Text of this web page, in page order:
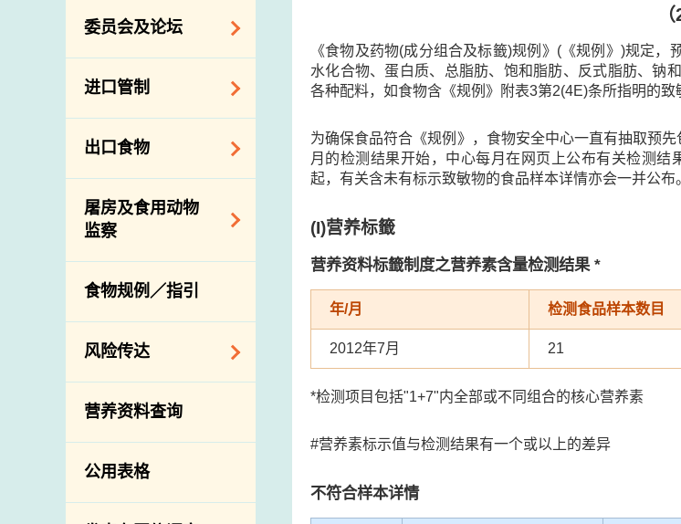
降低膳食中的钠和
糖
食物安全重点控制
系统
基因改造食物
资料
食物安全之风险评
估
食物事故应变及管
理
食物消费量调查
总膳食研究
有机食物
高风险食物
抗菌素耐药性
委员会及论坛
食物安全专家委员
会
消费者联系小组
进口管制
食物进口商和食物
分销商登记制度
络内地有关当局
进口食物管制
口检验
出口食物
出口验证
出口食物往内地
出口商及业界的消
息
屠房及食用动物
监察
规管农业化学物及
兽医药物在食用动
物上的使用
屠房及疾病监测
宰前检验
宰后检验
结果
屠房及肉类检验
食物规例／指引
风险传达
主题项目
项目及活动
营养资料查询
公用表格
《食物及药物(成分组合及标籤)规例》(《规例》)规定
水化合物、蛋白质、总脂肪、饱和脂肪、反式脂肪、钠
各种配料，如食物含《规例》附表3第2(4E)条所指明的致
为确保食品符合《规例》，食物安全中心一直有抽取预
月的检测结果开始，中心每月在网页上公布有关检测
起，有关含未有标示致敏物的食品样本详情亦会一并公布
(I)营养标籤
营养资料标籤制度之营养素含量检测结果 *
年/月 检测食品样本数目
2012年7月 21
*检测项目包括"1+7"内全部或不同组合的核心营养素
#营养素标示值与检测结果有一个或以上的差异
不符合样本详情